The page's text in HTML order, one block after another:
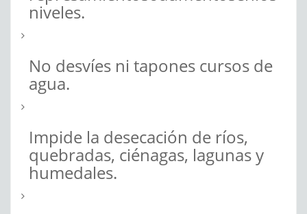
niveles.
No desvíes ni tapones cursos de
agua.
Impide la desecación de ríos,
quebradas, ciénagas, lagunas y
humedales.